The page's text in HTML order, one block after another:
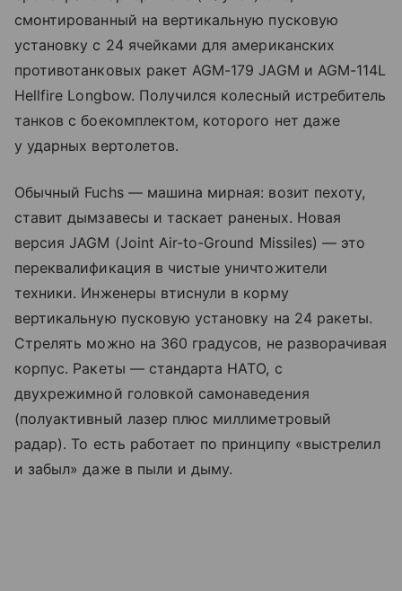
смонтированный на вертикальную пусковую
установку с 24 ячейками для американских
противотанковых ракет AGM-179 JAGM и AGM-114L
Hellfire Longbow. Получился колесный истребитель
танков с боекомплектом, которого нет даже
у ударных вертолетов.
Обычный Fuchs — машина мирная: возит пехоту,
ставит дымзавесы и таскает раненых. Новая
версия JAGM (Joint Air-to-Ground Missiles) — это
переквалификация в чистые уничтожители
техники. Инженеры втиснули в корму
вертикальную пусковую установку на 24 ракеты.
Стрелять можно на 360 градусов, не разворачивая
корпус. Ракеты — стандарта НАТО, с
двухрежимной головкой самонаведения
(полуактивный лазер плюс миллиметровый
радар). То есть работает по принципу «выстрелил
и забыл» даже в пыли и дыму.